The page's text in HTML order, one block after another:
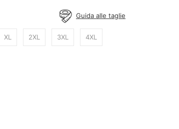
Guida alle taglie
XL 2XL 3XL 4XL